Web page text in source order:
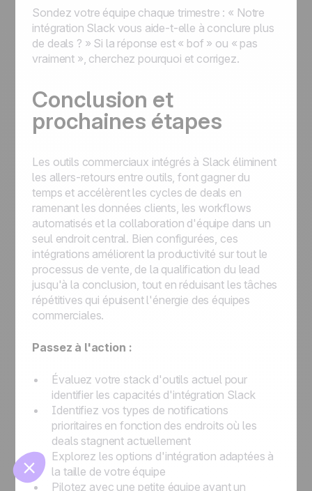
🍪
Gérer les cookies
Sondez votre équipe chaque trimestre : « Notre
intégration Slack vous aide-t-elle à conclure plus
de deals ? » Si la réponse est « bof » ou « pas
vraiment », cherchez pourquoi et corrigez.
Conclusion et
prochaines étapes
Les outils commerciaux intégrés à Slack éliminent
les allers-retours entre outils, font gagner du
temps et accélèrent les cycles de deals en
ramenant les données clients, les workflows
automatisés et la collaboration d'équipe dans un
seul endroit central. Bien configurées, ces
intégrations améliorent la productivité sur tout le
processus de vente, de la qualification du lead
jusqu'à la conclusion, tout en réduisant les tâches
répétitives qui épuisent l'énergie des équipes
commerciales.
Passez à l'action :
Évaluez votre stack d'outils actuel pour
identifier les capacités d'intégration Slack
Identifiez vos types de notifications
prioritaires en fonction des endroits où les
deals stagnent actuellement
Explorez les options d'intégration adaptées à
la taille de votre équipe
Pilotez avec une petite équipe avant un